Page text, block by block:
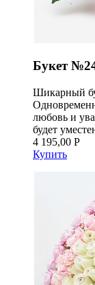
Букет
Шикарный
любовь и
будет
4 195,00 Р
Купить